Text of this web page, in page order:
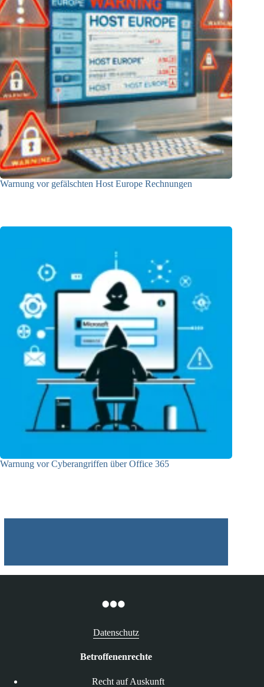
Warnung vor gefälschten Host Europe Rechnungen
Warnung vor Cyberangriffen über Office 365
Datenschutz
Betroffenenrechte
Recht auf Auskunft